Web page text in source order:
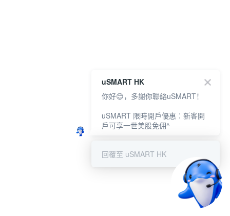
uSMART HK
你好😊，多謝你聯絡uSMART！
uSMART 限時開戶優惠︰新客開
戶可享一世美股免佣^
回覆至 uSMART HK